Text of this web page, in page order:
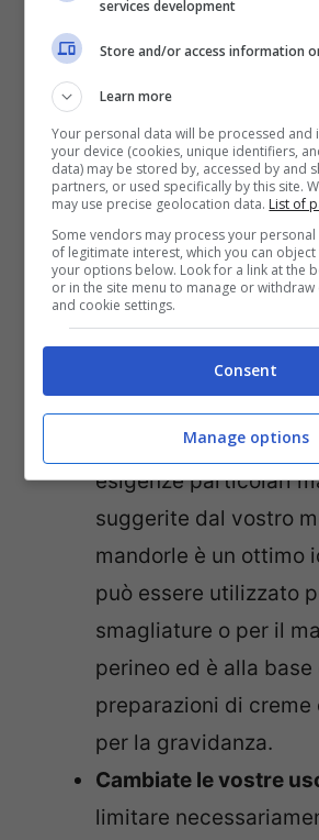
sanitarie. Inoltre,
sugliesami gratuiti
LEGGI ANCHE: QUANTO
UN FIGLIO: LE SPESE ED I
RISPARMIARE
Per la cura del corpo
mamma si può
mandorle dolci,
prodotti specifici. Se
esigenze particolari
suggerite dal vostro
mandorle è un ottimo
può essere utilizzato
smagliature o per il
perineo ed è alla
preparazioni di creme
per la gravidanza.
Cambiate le vostre
limitare
services development
Store and/or access information
Learn more
Your personal data will be processed
your device (cookies, unique identifiers,
data) may be stored by, accessed by and
partners, or used specifically by this site.
may use precise geolocation data. List of
Some vendors may process your
of legitimate interest, which you can
your options below. Look for a link at the
or in the site menu to manage or
and cookie settings.
Consent
Manage options